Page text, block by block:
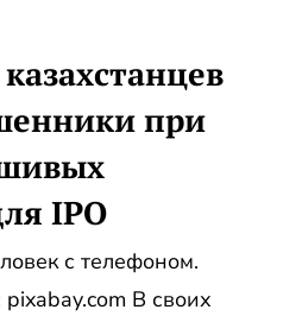
при
IPO
с телефоном.
В своих